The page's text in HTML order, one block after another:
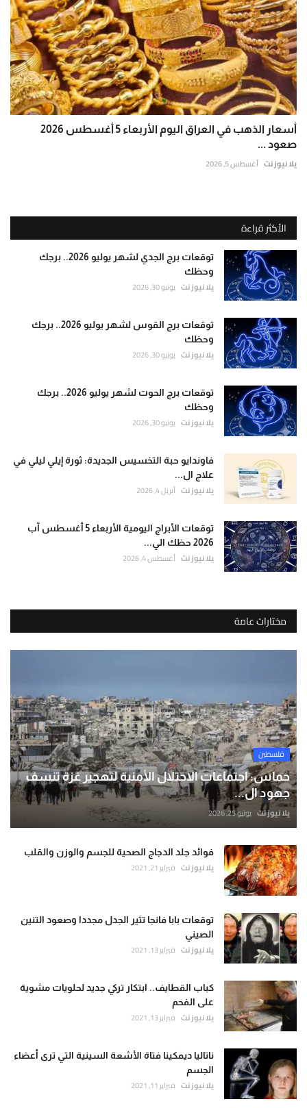
أسعار الذهب في العراق اليوم الأربعاء 5 أغسطس 2026
صعود ...
يلا نيوز نت أغسطس 5, 2026
الأكثر قراءة
توقعات برج الجدي لشهر يوليو 2026.. برجك
وحظك
يلا نيوز نت يونيو 30, 2026
توقعات برج القوس لشهر يوليو 2026.. برجك
وحظك
يلا نيوز نت يونيو 30, 2026
توقعات برج الحوت لشهر يوليو 2026.. برجك
وحظك
يلا نيوز نت يونيو 30, 2026
فاوندايو حبة التخسيس الجديدة: ثورة إيلي ليلي في
علاج ال...
يلا نيوز نت أبريل 4, 2026
توقعات الأبراج اليومية الأربعاء 5 أغسطس آب
2026 حظك الي...
يلا نيوز نت أغسطس 4, 2026
مختارات عامة
فلسطين
حماس: اجتماعات الاحتلال الأمنية لتهجير غزة تنسف
جهود ال...
يلا نيوز نت يونيو 25, 2026
فوائد جلد الدجاج الصحية للجسم والوزن والقلب
يلا نيوز نت فبراير 21, 2021
توقعات بابا فانجا تثير الجدل مجددا وصعود التنين
الصيني
يلا نيوز نت فبراير 13, 2021
كباب القطايف.. ابتكار تركي جديد لحلويات مشوية
على الفحم
يلا نيوز نت فبراير 13, 2021
ناتاليا ديمكينا فتاة الأشعة السينية التي ترى أعضاء
الجسم
يلا نيوز نت فبراير 11, 2021